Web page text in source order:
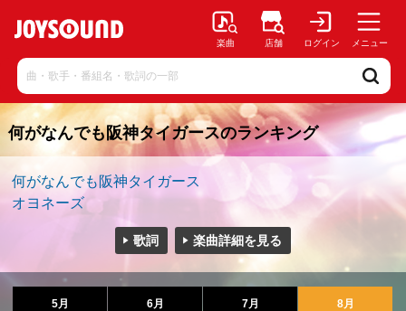
楽曲 店舗 ログイン メニュー
何がなんでも阪神タイガースのランキング
何がなんでも阪神タイガース
オヨネーズ
歌詞 楽曲詳細を見る
5月 6月 7月 8月